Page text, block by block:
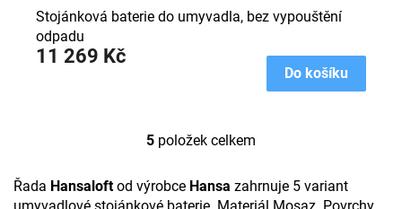
11 269 Kč
Do košíku
Stojánková baterie do umyvadla, bez vypouštění
odpadu
O
l
á
5 položek celkem
Řada Hansaloftod výrobce Hansa zahrnuje 5 variant